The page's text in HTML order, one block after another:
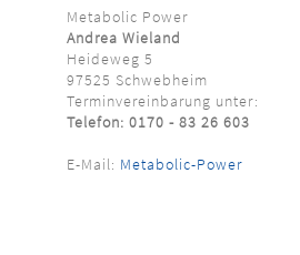
Metabolic Power
Andrea Wieland
Heideweg 5
97525 Schwebheim
Terminvereinbarung unter:
Telefon: 0170 - 83 26 603
E-Mail: Metabolic-Power